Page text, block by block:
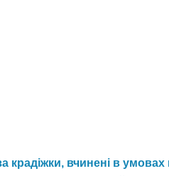
крадіжки, вчинені в